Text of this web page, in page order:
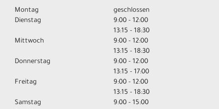
Montag
geschlossen
Dienstag
9:00 - 12:00
13:15 - 18:30
Mittwoch
9:00 - 12:00
13:15 - 18:30
Donnerstag
9:00 - 12:00
13:15 - 17:00
Freitag
9:00 - 12:00
13:15 - 18:30
Samstag
9:00 - 15:00